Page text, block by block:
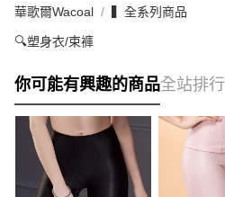
華歌爾Wacoal ▍全系列商品
🔍塑身衣/束褲
你可能有興趣的商品全站排行